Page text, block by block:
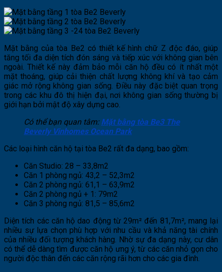
Mặt bằng của tòa Be2 có thiết kế hình chữ Z độc đáo, giúp
tăng tối đa diện tích đón sáng và tiếp xúc với không gian bên
ngoài. Thiết kế này đảm bảo mỗi căn hộ đều có ít nhất một
mặt thoáng, giúp cải thiện chất lượng không khí và tạo cảm
giác mở rộng không gian sống. Điều này đặc biệt quan trọng
trong các khu đô thị hiện đại, nơi không gian sống thường bị
giới hạn bởi mật độ xây dựng cao​.
Có thể bạn quan tâm: Mặt bằng tòa Be3 The
Beverly Vinhomes Ocean Park
Các loại hình căn hộ tại tòa Be2 rất đa dạng, bao gồm:
Căn Studio: 28 – 33,8m2
Căn 1 phòng ngủ: 43,2 – 52,3m2
Căn 2 phòng ngủ: 61,1 – 63,9m2
Căn 2 phòng ngủ + 1: 79m2
Căn 3 phòng ngủ: 81,5 – 85,6m2
Diện tích các căn hộ dao động từ 29m² đến 81,7m², mang lại
nhiều sự lựa chọn phù hợp với nhu cầu và khả năng tài chính
của nhiều đối tượng khách hàng. Nhờ sự đa dạng này, cư dân
có thể dễ dàng tìm được căn hộ ưng ý, từ các căn nhỏ gọn cho
người độc thân đến các căn rộng rãi hơn cho các gia đình​.